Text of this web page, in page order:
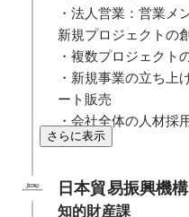
・法人営業：営業メ
新規プロジェクトの
・複数プロジェクト
・新規事業の立ち上
ート販売
・会社全体の人材採
さらに表示
日本貿易振興機
知的財産課